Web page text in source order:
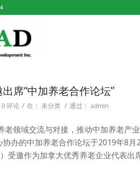
出席“中加养老合作论坛”
0 评论 / 在：未分类 / 通过： admin
老领域交流与对接，推动中加养老产
协办的中加养老合作论坛于2019年8
受邀作为加拿大优秀养老企业代表出